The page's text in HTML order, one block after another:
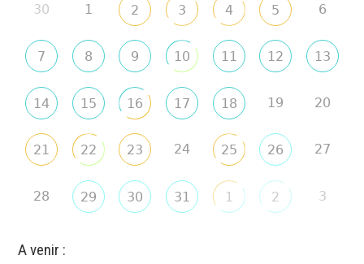
30 1 2 3 4 5 6
7 8 9 10 11 12 13
14 15 16 17 18 19 20
21 22 23 24 25 26 27
28 29 30 31 1 2 3
A venir :